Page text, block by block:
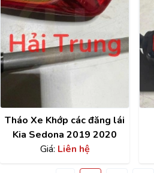
Tháo Xe Khớp các đăng lái
Kia Sedona 2019 2020
Giá: Liên hệ